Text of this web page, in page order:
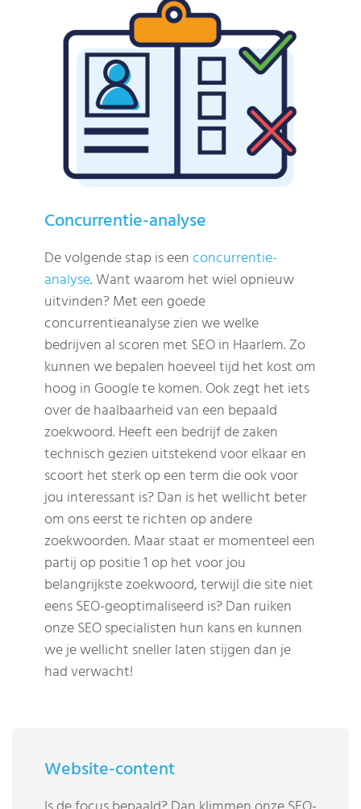
Concurrentie-analyse
De volgende stap is eenconcurrentie-
analyse. Want waarom het wiel opnieuw
uitvinden? Met een goede
concurrentieanalyse zien we welke
bedrijven al scoren met SEO in Haarlem. Zo
kunnen we bepalen hoeveel tijd het kost om
hoog in Google te komen. Ook zegt het iets
over de haalbaarheid van een bepaald
zoekwoord. Heeft een bedrijf de zaken
technisch gezien uitstekend voor elkaar en
scoort het sterk op een term die ook voor
jou interessant is? Dan is het wellicht beter
om ons eerst te richten op andere
zoekwoorden. Maar staat er momenteel een
partij op positie 1 op het voor jou
belangrijkste zoekwoord, terwijl die site niet
eens SEO-geoptimaliseerd is? Dan ruiken
onze SEO specialisten hun kans en kunnen
we je wellicht sneller laten stijgen dan je
had verwacht!
Website-content